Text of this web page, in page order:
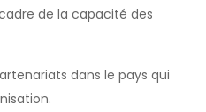
de la capacité des
dans le pays qui